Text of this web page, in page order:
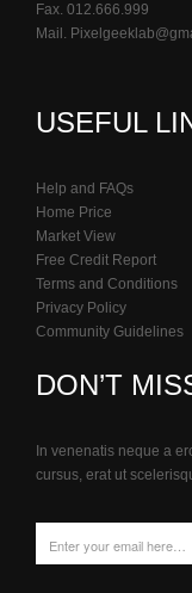
Fax. 012.666.999
Mail.
USEFUL
Help and FAQs
Home Price
Market View
Free Credit Report
Terms and Conditions
Privacy Policy
Community Guidelines
DON’T
In venenatis neque a
cursus, erat ut